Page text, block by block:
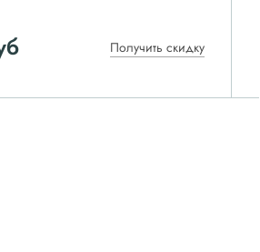
Получить скидку